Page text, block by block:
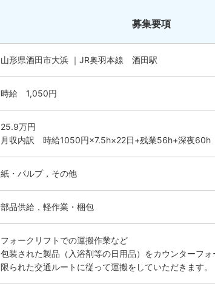
募集要項
山形県酒田市大浜 ｜JR奥羽本線 酒田駅
時給 1,050円
25.9万円
月収内訳 時給1050円×7.5h×22日+残業56h+深夜60h
紙・パルプ，その他
部品供給，軽作業・梱包
フォークリフトでの運搬作業など
包装された製品（入浴剤等の日用品）をカウンターフ
限られた交通ルートに従って運搬をしていただきます。